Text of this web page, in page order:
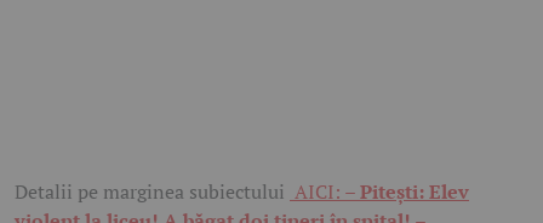
Detalii pe marginea subiectului AICI: –Pitești: Elev